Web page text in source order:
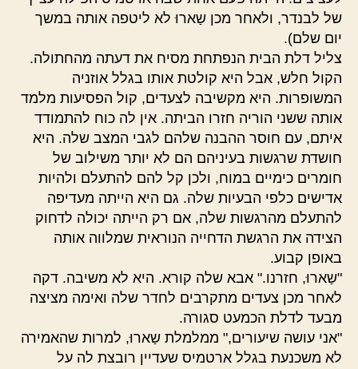
של לבנדר, ולאחר מכן שַארוּ לא ליטפה אותה במשך
יום שלם).
צליל דלת הבית הנפתחת מסיח את דעתה מהחתולה.
הקול חלש, אבל היא קולטת אותו בגלל אוזניה
המשופרות. היא מקשיבה לצעדים, קול הפסיעות מלמד
אותה ששני הוריה חזרו הביתה. אין לה כוח להתמודד
איתם, עם חוסר ההבנה שלהם לגבי המצב שלה. היא
חושדת שרגשות בעיניהם הם לא יותר משילוב של
חומרים כימיים במוח, ולכן קל להם להתעלם ולהיות
אדישים כלפי הבעיות שלה. גם היא הייתה מעדיפה
להתעלם מהרגשות שלה, אם רק הייתה יכולה לדחוק
הצידה את הרגשת הדחייה הנוראית שמלווה אותה
באופן קבוע.
"שַארוּ, חזרנו." אבא שלה קורא. היא לא משיבה. דקה
לאחר מכן צעדים מתקרבים לחדר שלה ואימה מציצה
מבעד לדלת הכמעט סגורה.
"אני עושה שיעורים," ממלמלת שַארוּ, למרות שהאמירה
לא משכנעת בגלל ארטמיס שעדיין רובצת לה על